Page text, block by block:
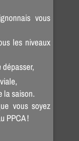
vous
les niveaux
la saison.
vous soyez
PPCA !